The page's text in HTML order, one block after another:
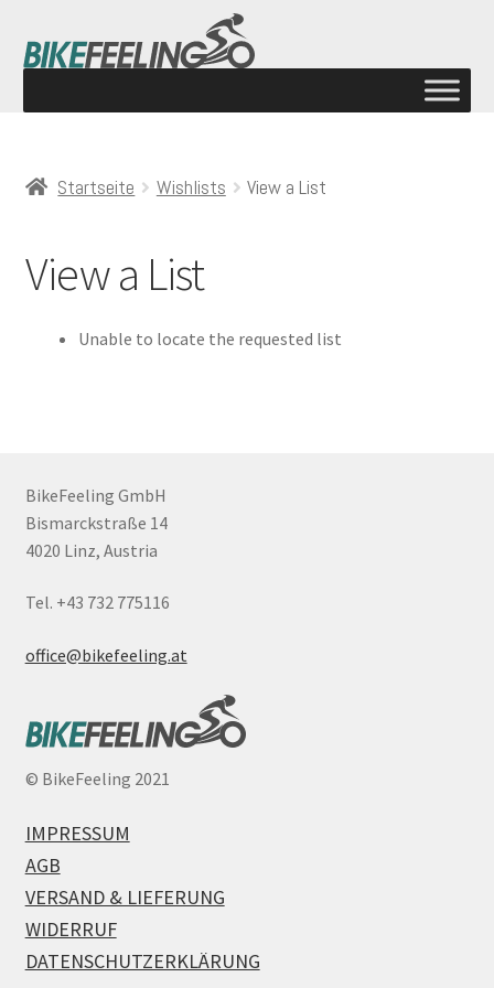
Startseite Wishlists View a List
View a List
Unable to locate the requested list
BikeFeeling GmbH
Bismarckstraße 14
4020 Linz, Austria
Tel. +43 732 775116
office@bikefeeling.at
© BikeFeeling 2021
IMPRESSUM
AGB
VERSAND & LIEFERUNG
WIDERRUF
DATENSCHUTZERKLÄRUNG